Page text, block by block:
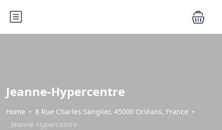
Jeanne-Hypercentre
Home
8 Rue Charles Sanglier, 45000 Orléans, France
Jeanne-Hypercentre